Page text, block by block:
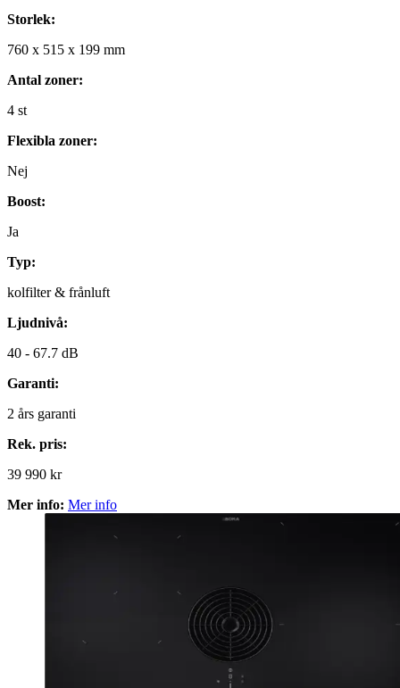
Storlek:
760 x 515 x 199 mm
Antal zoner:
4 st
Flexibla zoner:
Nej
Boost:
Ja
Typ:
kolfilter & frånluft
Ljudnivå:
40 - 67.7 dB
Garanti:
2 års garanti
Rek. pris:
39 990 kr
Mer info: Mer info